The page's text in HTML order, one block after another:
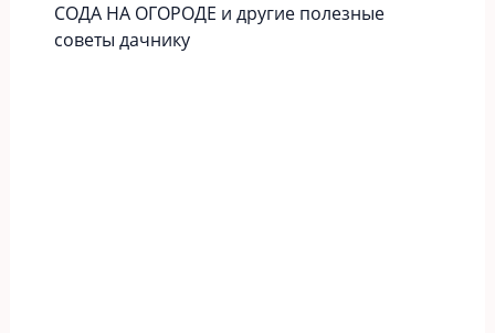
СОДА НА ОГОРОДЕ и другие полезные
советы дачнику